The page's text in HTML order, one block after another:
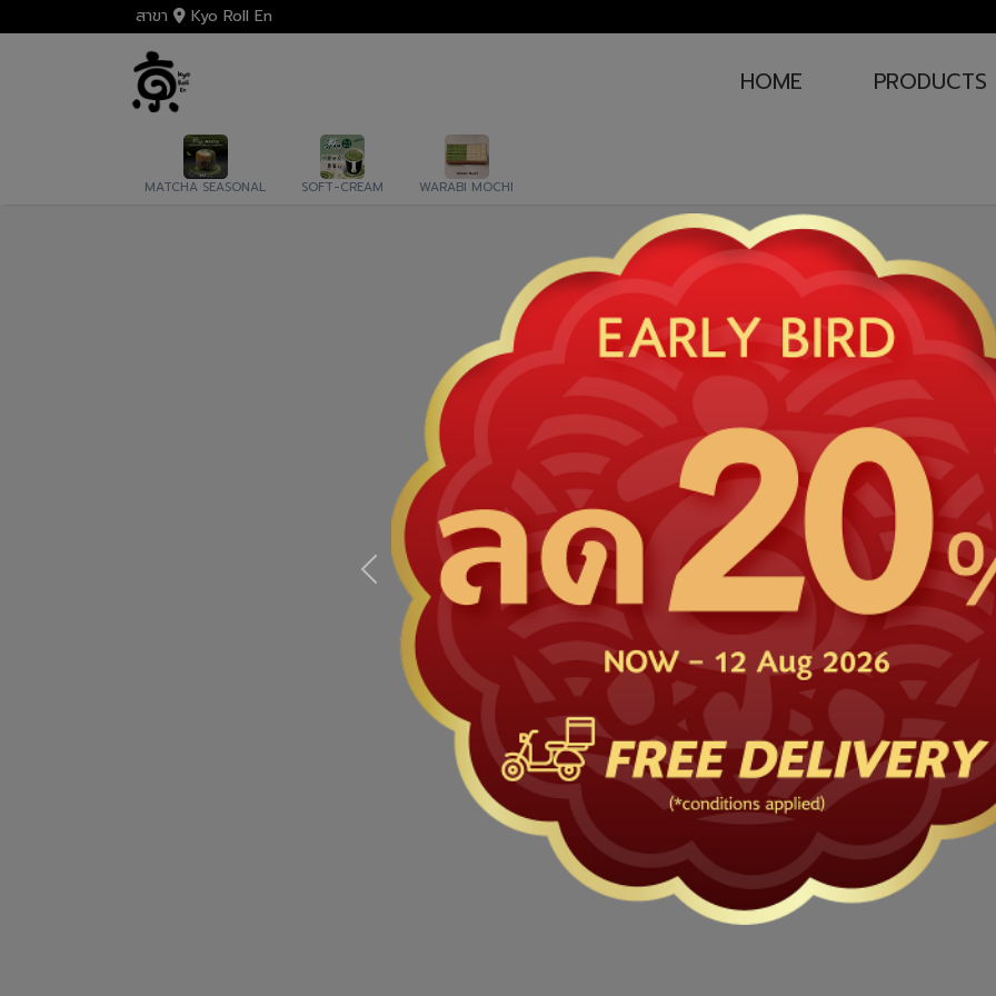
สาขา Kyo Roll En
HOME PRODUCTS
MATCHA SEASONAL SOFT-CREAM WARABI MOCHI
ไม่มีสินค้าอยู่ในรถเข็น
เลือกซื้อสินค้า
Previous